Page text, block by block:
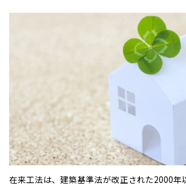
在来工法は、建築基準法が改正された2000年